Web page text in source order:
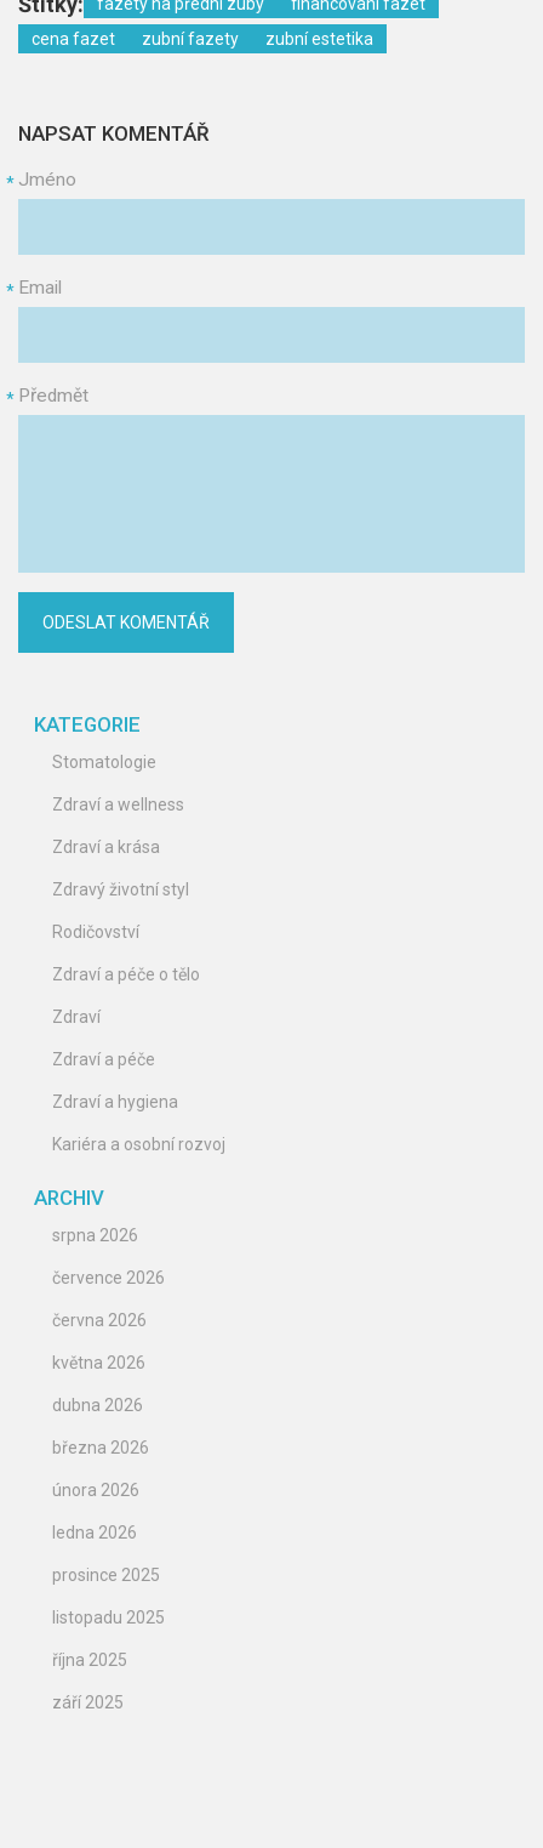
fazety na přední zuby
financování fazet
cena fazet
zubní fazety zubní estetika
NAPSAT KOMENTÁŘ
Jméno
*
Email
*
Předmět
*
KATEGORIE
Stomatologie
Zdraví a wellness
Zdraví a krása
Zdravý životní styl
Rodičovství
Zdraví a péče o tělo
Zdraví
Zdraví a péče
Zdraví a hygiena
Kariéra a osobní rozvoj
ARCHIV
srpna 2026
července 2026
června 2026
května 2026
dubna 2026
března 2026
února 2026
ledna 2026
prosince 2025
listopadu 2025
října 2025
září 2025